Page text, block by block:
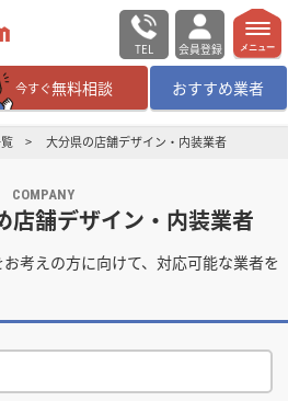
TEL 会員登録
今すぐ無料相談 おすすめ業者
ログイン／会員登録
を探す
を探す
メニュー
大分県の店舗デザイン・内装業者
COMPANY
店舗デザイン・内装業者
考えの方に向けて、対応可能な業者を